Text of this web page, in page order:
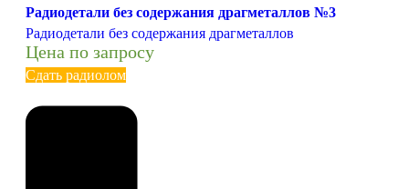
Радиодетали без содержания драгметаллов №3
Радиодетали без содержания драгметаллов
Цена по запросу
Сдать радиолом